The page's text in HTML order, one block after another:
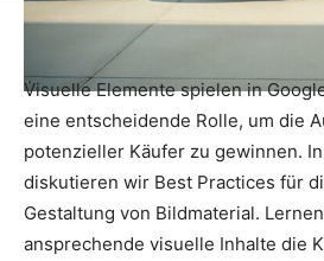
Visuelle Elemente spielen in
eine entscheidende Rolle, um die
potenzieller Käufer zu gewinnen.
diskutieren wir Best Practices für
Gestaltung von Bildmaterial.
ansprechende visuelle Inhalte die